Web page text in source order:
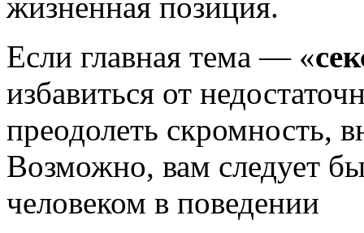
Если главная тема — «
избавиться от
преодолеть скромность,
Возможно, вам следует
человеком в поведении